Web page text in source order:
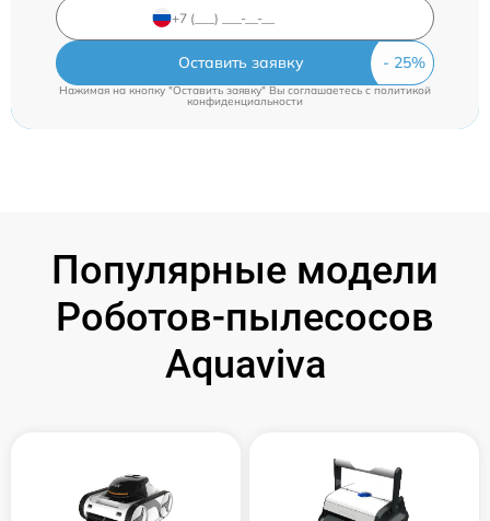
Оставить заявку
Нажимая на кнопку "Оставить заявку" Вы соглашаетесь c политикой
конфиденциальности
Популярные модели
Роботов-пылесосов
Aquaviva